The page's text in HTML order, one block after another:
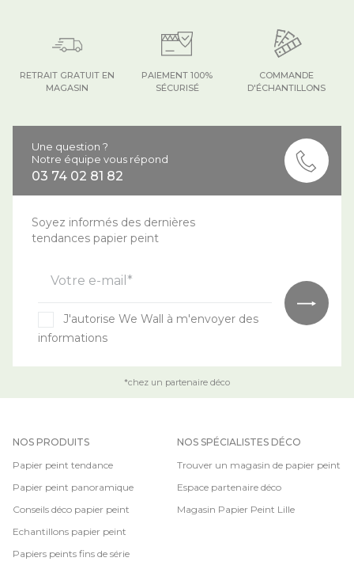
COMMANDE
D'ÉCHANTILLONS
PAIEMENT 100%
SÉCURISÉ
RETRAIT GRATUIT EN
MAGASIN
Une question ?
Notre équipe vous répond
03 74 02 81 82
Soyez informés des dernières
tendances papier peint
Votre e-mail*
J'autorise We Wall à m'envoyer des
informations
*chez un partenaire déco
NOS PRODUITS
Papier peint tendance
Papier peint panoramique
Conseils déco papier peint
Echantillons papier peint
Papiers peints fins de série
NOS SPÉCIALISTES DÉCO
Trouver un magasin de papier peint
Espace partenaire déco
Magasin Papier Peint Lille